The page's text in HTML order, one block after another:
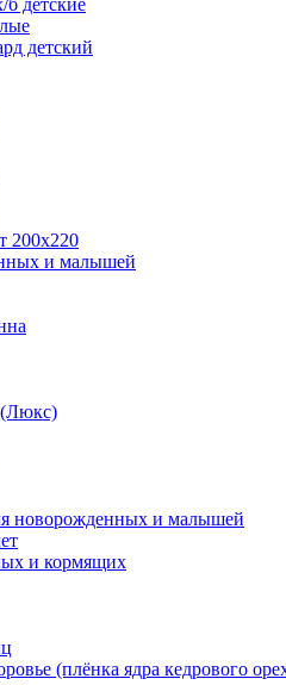
б детские
детский
200х220
и малышей
новорожденных и малышей
и кормящих
(плёнка ядра кедрового